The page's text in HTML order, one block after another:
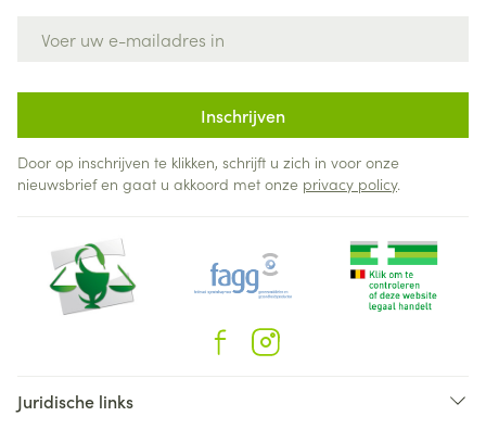
Inschrijven
Door op inschrijven te klikken, schrijft u zich in voor onze
nieuwsbrief en gaat u akkoord met onze privacy policy.
Juridische links